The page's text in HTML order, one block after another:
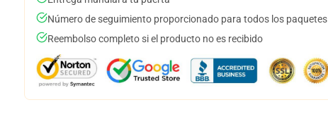
Número de seguimiento proporcionado para todos los paquetes
Reembolso completo si el producto no es recibido